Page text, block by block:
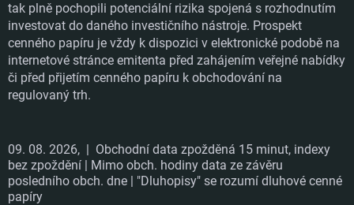
tak plně pochopili potenciální rizika spojená s rozhodnutím
investovat do daného investičního nástroje. Prospekt
cenného papíru je vždy k dispozici v elektronické podobě na
internetové stránce emitenta před zahájením veřejné nabídky
či před přijetím cenného papíru k obchodování na
regulovaný trh.
09. 08. 2026, | Obchodní data zpožděná 15 minut, indexy
bez zpoždění | Mimo obch. hodiny data ze závěru
posledního obch. dne | "Dluhopisy" se rozumí dluhové cenné
papíry